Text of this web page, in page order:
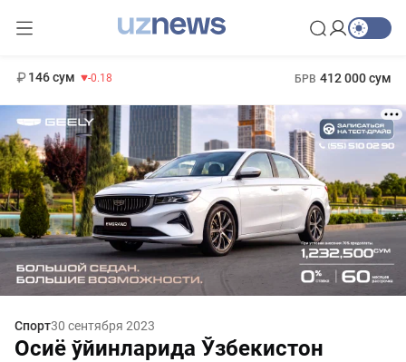
146 сум -0.18 БРВ 412 000 сум
Спорт30 сентября 2023
Осиё ўйинларида Ўзбекистон